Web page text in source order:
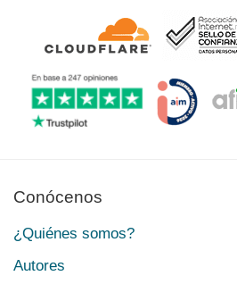
Conócenos
¿Quiénes somos?
Autores